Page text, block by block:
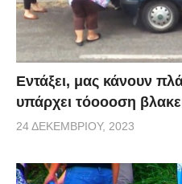
Εντάξει, μας κάνουν
υπάρχει τόοοοση
24 ΔΕΚΕΜΒΡΊΟΥ, 2023